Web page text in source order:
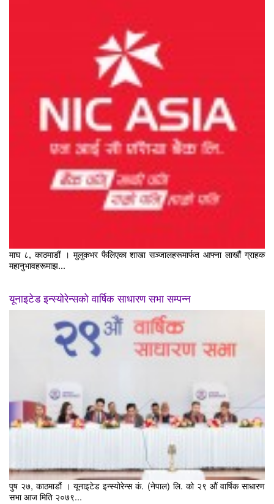
माघ ८, काठमाडौं । मुलुकभर फैलिएका शाखा सञ्जालहरूमार्फत आफ्ना लाखौं ग्राहक
महानुभावहरूमाझ...
यूनाइटेड इन्स्योरेन्सको वार्षिक साधारण सभा सम्पन्न
पुष २७, काठमाडौं । यूनाइटेड इन्स्योरेन्स कं. (नेपाल) लि. को २९ औं वार्षिक साधारण
सभा आज मिति २०७९...